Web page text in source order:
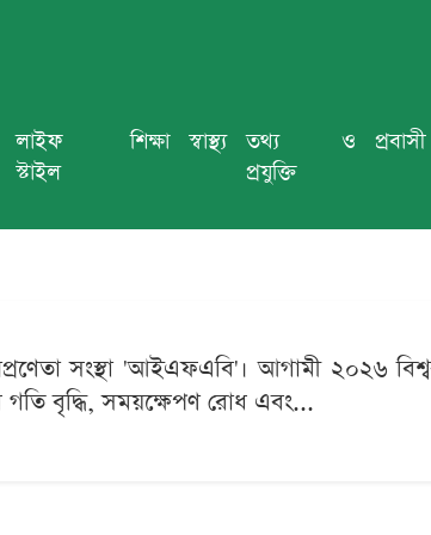
লাইফ
স্টাইল
শিক্ষা স্বাস্থ্য
তথ্য ও
প্রযুক্তি
প্রবাসী
সংস্থা 'আইএফএবি'। আগামী ২০২৬
বৃদ্ধি, সময়ক্ষেপণ রোধ এবং...